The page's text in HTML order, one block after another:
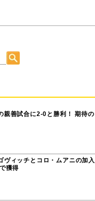
親善試合に2-0と勝利！ 期待の
ヴィッチとコロ・ムアニの加入
獲得